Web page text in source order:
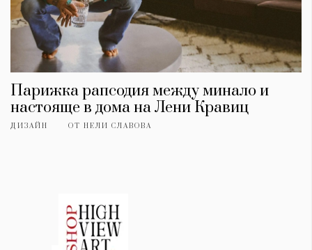
Парижка рапсодия между минало и
настояще в дома на Лени Кравиц
ДИЗАЙН ОТ НЕЛИ СЛАВОВА